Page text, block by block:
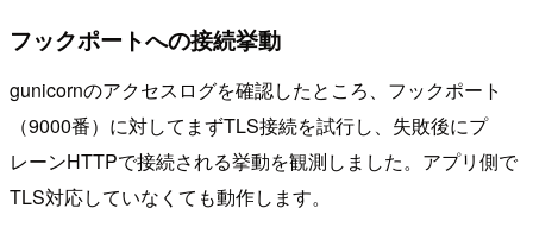
フックポートへの接続挙動
gunicornのアクセスログを確認したところ、フックポート
（9000番）に対してまずTLS接続を試行し、失敗後にプ
レーンHTTPで接続される挙動を観測しました。アプリ側で
TLS対応していなくても動作します。